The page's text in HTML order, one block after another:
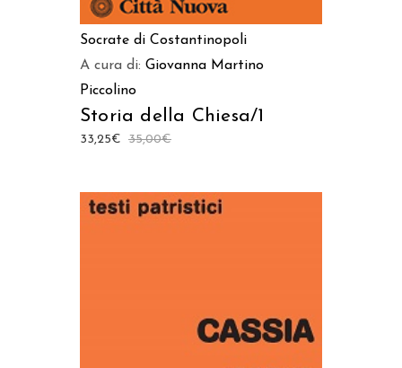
Socrate di Costantinopoli
A cura di: Giovanna Martino
Piccolino
Storia della Chiesa/1
35,00€
33,25€